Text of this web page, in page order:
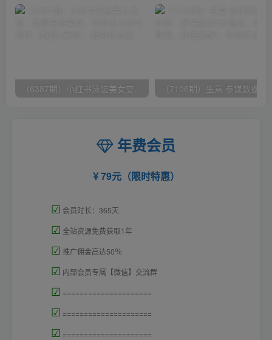
（6387期）小红书泳装美女变现，免费提供素材，收益无上限可矩阵（教程+素材）
年费会员
79元（限时特惠）
☑ 会员时长：365天
☑ 全站资源免费获取1年
☑ 推广佣金高达50％
☑ 内部会员专属【微信】交流群
☑ =====================
☑ =====================
☑ =====================